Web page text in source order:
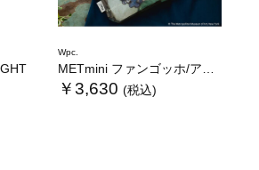
Wpc.
METmini ファンゴッホ/アイリス
￥3,630 (税込)